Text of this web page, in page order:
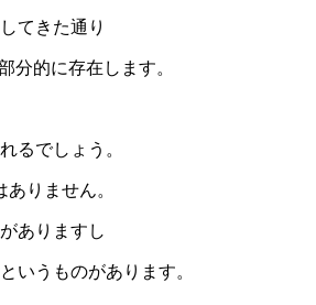
てきた通り
分的に存在します。
るでしょう。
りません。
ありますし
いうものがあります。